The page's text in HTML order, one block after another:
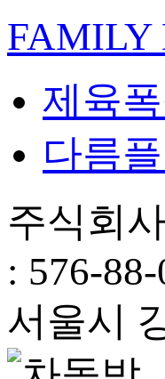
FAMILY
제육
다름
주식회
: 576-
서울시